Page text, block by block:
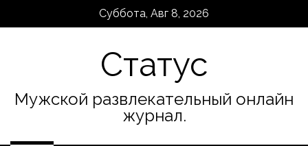
Суббота, Авг 8, 2026
Статус
Мужской развлекательный онлайн
журнал.